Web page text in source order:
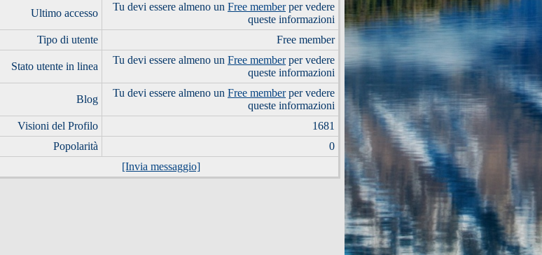
Ultimo accesso
Tu devi essere almeno un Free memberper vedere
queste informazioni
Tipo di utente
Free member
Stato utente in linea
Tu devi essere almeno un Free memberper vedere
queste informazioni
Blog
Tu devi essere almeno un Free memberper vedere
queste informazioni
Visioni del Profilo
1681
Popolarità
0
[Invia messaggio]